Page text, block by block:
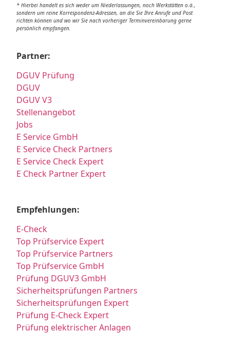
* Hierbei handelt es sich weder um Niederlassungen, noch Werkstätten o.ä.,
sondern um reine Korrespondenz-Adressen, an die Sie Ihre Anrufe und Post
richten können und wo wir Sie nach vorheriger Terminvereinbarung gerne
persönlich empfangen.
Partner:
DGUV Prüfung
DGUV
DGUV V3
Stellenangebot
Jobs
E Service GmbH
E Service Check Partners
E Service Check Expert
E Check Partner Expert
Empfehlungen:
E-Check
Top Prüfservice Expert
Top Prüfservice Partners
Top Prüfservice GmbH
Prüfung DGUV3 GmbH
Sicherheitsprüfungen Partners
Sicherheitsprüfungen Expert
Prüfung E-Check Expert
Prüfung elektrischer Anlagen